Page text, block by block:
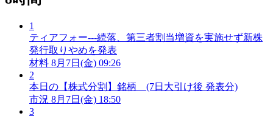
1
ティアフォー---続落、第三者割当増資を実施せず新株
発行取りやめを発表
材料 8月7日(金) 09:26
2
本日の【株式分割】銘柄 (7日大引け後 発表分)
市況 8月7日(金) 18:50
3